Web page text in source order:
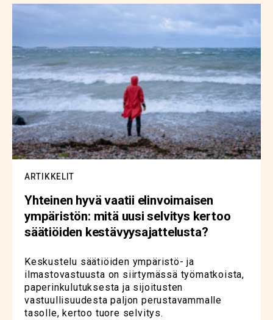
ARTIKKELIT
Yhteinen hyvä vaatii elinvoimaisen
ympäristön: mitä uusi selvitys kertoo
säätiöiden kestävyysajattelusta?
Keskustelu säätiöiden ympäristö- ja
ilmastovastuusta on siirtymässä työmatkoista,
paperinkulutuksesta ja sijoitusten
vastuullisuudesta paljon perustavammalle
tasolle, kertoo tuore selvitys.